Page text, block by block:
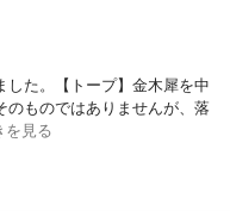
した。【トープ】金木犀を中
のものではありませんが、落
を見る